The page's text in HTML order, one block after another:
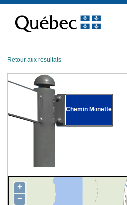
contenu
Retour aux résultats
Chemin Monette
+
−